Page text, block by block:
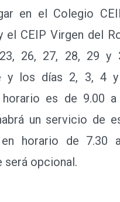
en el Colegio
el CEIP Virgen del
26, 27, 28, 29 y
y los días 2, 3, 4
es de 9.00 a
un servicio de
en horario de 7.30
será opcional.